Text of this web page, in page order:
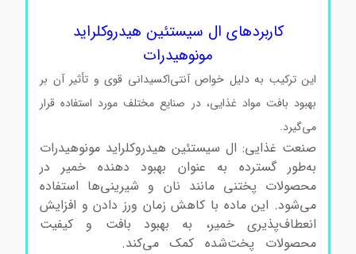
کاربردهای ال سیستئین هیدروکلراید
مونوهیدرات
این ترکیب به دلیل خواص آنتی‌اکسیدانی قوی و تأثیر آن بر
بهبود بافت مواد غذایی، در صنایع مختلف مورد استفاده قرار
می‌گیرد.
صنعت غذایی: ال سیستئین هیدروکلراید مونوهیدرات
به‌طور گسترده به عنوان بهبود دهنده خمیر در
محصولات پختنی مانند نان و شیرینی‌ها استفاده
می‌شود. این ماده با کاهش زمان ورز دادن و افزایش
انعطاف‌پذیری خمیر، به بهبود بافت و کیفیت
محصولات پخت‌شده کمک می‌کند.ال سیستئین